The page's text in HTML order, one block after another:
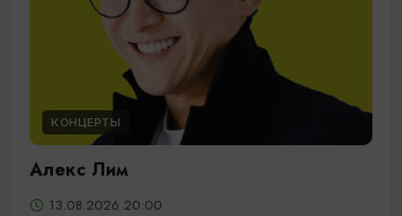
КОНЦЕРТЫ
Алекс Лим
13.08.2026 20:00